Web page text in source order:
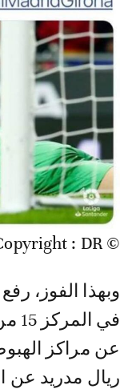
© Copyright : DR
في
ريال مدريد عن